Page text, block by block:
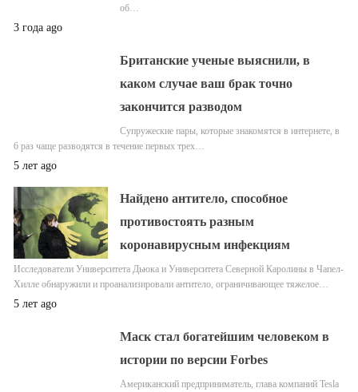
об…
3 года ago
Британские ученые выяснили, в
каком случае ваш брак точно
закончится разводом
Супружеские пары, которые знакомятся в интернете, в
6 раз чаще разводятся в течение первых трех…
5 лет ago
Найдено антитело, способное
противостоять разным
коронавирусным инфекциям
Исследователи Университета Дьюка и Университета Северной Каролины в Чапел-
Хилле обнаружили и проанализировали антитело, ограничивающее тяжелое…
5 лет ago
Маск стал богатейшим человеком в
истории по версии Forbes
Американский предприниматель, глава компаний Tesla